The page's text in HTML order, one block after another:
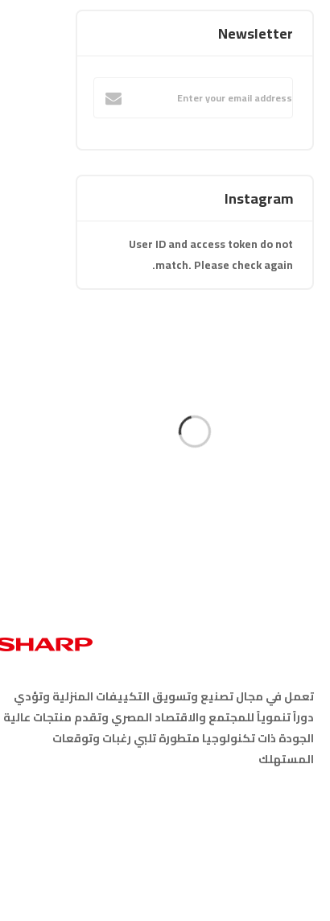
Newsletter
Instagram
User ID and access token do not
match. Please check again.
تعمل في مجال تصنيع وتسويق التكييفات المنزلية وتؤدي
دوراً تنموياً للمجتمع والاقتصاد المصري وتقدم منتجات عالية
الجودة ذات تكنولوجيا متطورة تلبي رغبات وتوقعات
المستهلك